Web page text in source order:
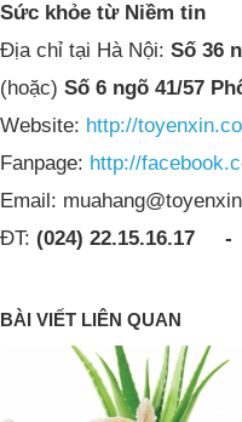
Sức khỏe từ Niềm tin
Địa chỉ tại Hà Nội: Số 36
(hoặc) Số 6 ngõ 41/57
Website: http://
Fanpage: http://
Email:
ĐT: (024) 22.15.16.17
BÀI VIẾT LIÊN QUAN